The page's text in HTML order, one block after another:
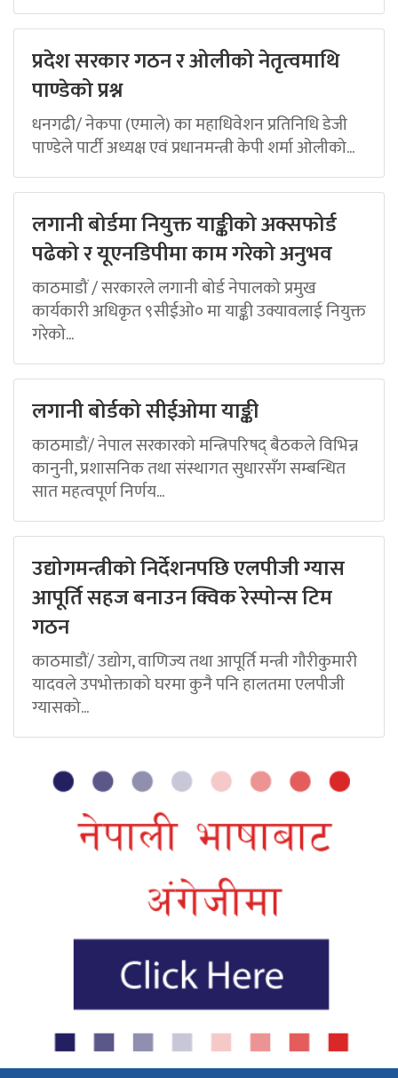
प्रदेश सरकार गठन र ओलीको नेतृत्वमाथि
पाण्डेको प्रश्न
धनगढी/ नेकपा (एमाले) का महाधिवेशन प्रतिनिधि डेजी
पाण्डेले पार्टी अध्यक्ष एवं प्रधानमन्त्री केपी शर्मा ओलीको...
लगानी बोर्डमा नियुक्त याङ्कीको अक्सफोर्ड
पढेको र यूएनडिपीमा काम गरेको अनुभव
काठमाडौं / सरकारले लगानी बोर्ड नेपालको प्रमुख
कार्यकारी अधिकृत ९सीईओ० मा याङ्की उक्यावलाई नियुक्त
गरेको...
लगानी बोर्डको सीईओमा याङ्की
काठमाडौं/ नेपाल सरकारको मन्त्रिपरिषद् बैठकले विभिन्न
कानुनी, प्रशासनिक तथा संस्थागत सुधारसँग सम्बन्धित
सात महत्वपूर्ण निर्णय...
उद्योगमन्त्रीको निर्देशनपछि एलपीजी ग्यास
आपूर्ति सहज बनाउन क्विक रेस्पोन्स टिम
गठन
काठमाडौं/ उद्योग, वाणिज्य तथा आपूर्ति मन्त्री गौरीकुमारी
यादवले उपभोक्ताको घरमा कुनै पनि हालतमा एलपीजी
ग्यासको...